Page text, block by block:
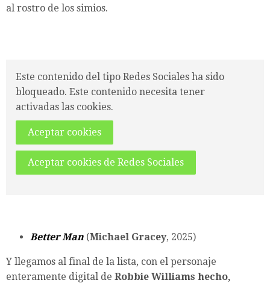
al rostro de los simios.
Este contenido del tipo Redes Sociales ha sido
bloqueado. Este contenido necesita tener
activadas las cookies.
Aceptar cookies
Aceptar cookies de Redes Sociales
Better Man (Michael Gracey, 2025)
Y llegamos al final de la lista, con el personaje
enteramente digital de Robbie Williams hecho,